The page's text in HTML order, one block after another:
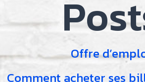
Offre
Comment acheter ses